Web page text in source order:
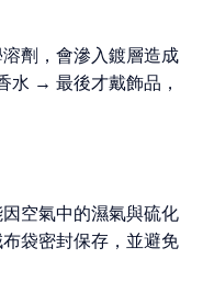
劑，會滲入鍍層造成
水 → 最後才戴飾品 ，
空氣中的濕氣與硫化
袋密封保存 ，並避免